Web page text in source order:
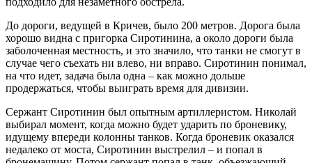
До дороги, ведущей в Кричев, было 200 метров. Дорога была
хорошо видна с пригорка Сиротинина, а около дороги была
заболоченная местность, и это значило, что танки не смогут в
случае чего съехать ни влево, ни вправо. Сиротинин понимал,
на что идет, задача была одна – как можно дольше
продержаться, чтобы выиграть время для дивизии.
Сержант Сиротинин был опытным артиллеристом. Николай
выбирал момент, когда можно будет ударить по броневику,
идущему впереди колонны танков. Когда броневик оказался
недалеко от моста, Сиротинин выстрелил – и попал в